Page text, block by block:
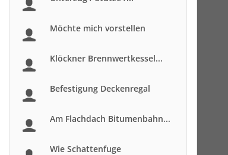
Möchte mich vorstellen
Klöckner Brennwertkessel...
Befestigung Deckenregal
Am Flachdach Bitumenbahn...
Wie Schattenfuge